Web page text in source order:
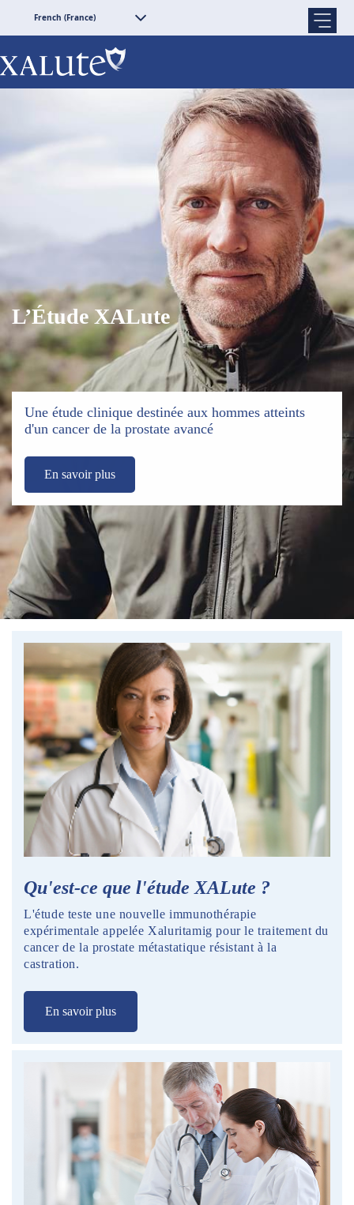
French (France)
L’Étude XALute
Une étude clinique destinée aux hommes atteints
d'un cancer de la prostate avancé
En savoir plus
Qu'est-ce que l'étude XALute ?
L'étude teste une nouvelle immunothérapie
expérimentale appelée Xaluritamig pour le traitement du
cancer de la prostate métastatique résistant à la
castration.
En savoir plus